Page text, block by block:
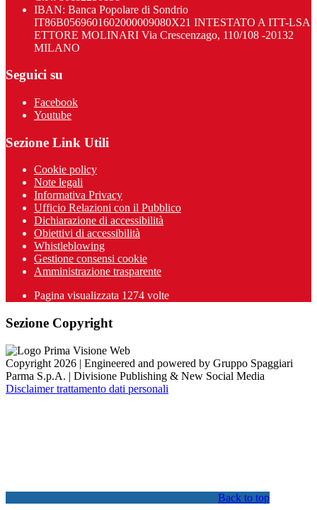
IBAN: Banca Popolare di Sondrio
IT86B0569601602000009080X21 INTESTATO A ITT-LSA
ETTORE MOLINARI Via Crescenzago, 110/108 -20132
MILANO
Seguici su
Facebook
Youtube
Sezione Link Utili
Cookie policy
Note legali
Informativa Privacy
Ufficio Relazioni con il Pubblico
Dichiarazione di accessibilità
Obiettivi di accessibilità
Whistleblowing
Gestione consensi cookie
Amministrazione trasparente
Pagina visualizzata 1274 volte
Sezione Copyright
Copyright 2026 | Engineered and powered by Gruppo Spaggiari
Parma S.p.A. | Divisione Publishing & New Social Media
Disclaimer trattamento dati personali
Back to top